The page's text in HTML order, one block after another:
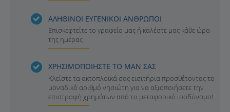
ΑΛΗΘΙΝΟΙ ΕΥΓΕΝΙΚΟΙ ΑΝΘΡΩΠΟΙ
Επισκεφτείτε το γραφείο μας ή καλέστε μας κάθε ώρα
της ημέρας
ΧΡΗΣΙΜΟΠΟΙΗΣΤΕ ΤΟ ΜΑΝ ΣΑΣ
Κλείστε τα ακτοπλοϊκά σας εισιτήρια προσθέτοντας το
μοναδικό αριθμό νησιώτη για να αξιοποιήσετε την
επιστροφή χρημάτων από το μεταφορικό ισοδύναμο!